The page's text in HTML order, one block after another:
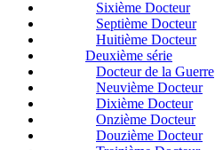
Sixième Docteur
Septième Docteur
Huitième Docteur
Deuxième série
Docteur de la Guerre
Neuvième Docteur
Dixième Docteur
Onzième Docteur
Douzième Docteur